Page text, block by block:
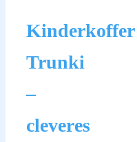
Kinderkoffer
Trunki
–
cleveres